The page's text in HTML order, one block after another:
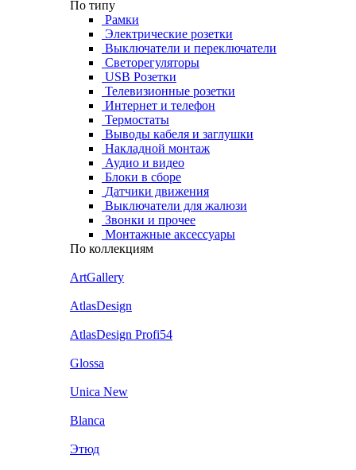
По типу
Рамки
Электрические розетки
Выключатели и переключатели
Светорегуляторы
USB Розетки
Телевизионные розетки
Интернет и телефон
Термостаты
Выводы кабеля и заглушки
Накладной монтаж
Аудио и видео
Блоки в сборе
Датчики движения
Выключатели для жалюзи
Звонки и прочее
Монтажные аксессуары
По коллекциям
ArtGallery
AtlasDesign
AtlasDesign Profi54
Glossa
Unica New
Blanca
Этюд